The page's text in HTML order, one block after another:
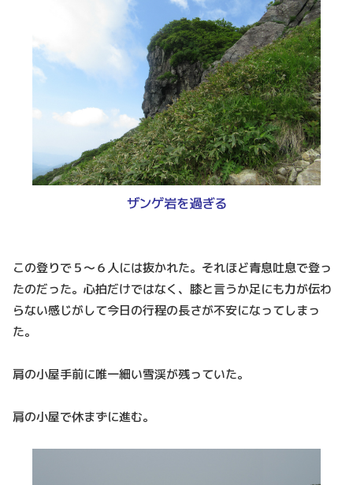
ザンゲ岩を過ぎる
この登りで５～６人には抜かれた。それほど青息吐息で登っ
たのだった。心拍だけではなく、膝と言うか足にも力が伝わ
らない感じがして今日の行程の長さが不安になってしまっ
た。
肩の小屋手前に唯一細い雪渓が残っていた。
肩の小屋で休まずに進む。